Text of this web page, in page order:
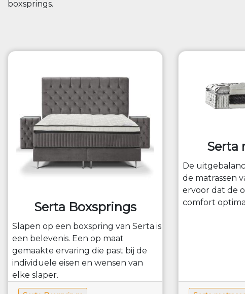
boxsprings.
Serta Boxsprings
Slapen op een boxspring van Serta is
een belevenis. Een op maat
gemaakte ervaring die past bij de
individuele eisen en wensen van
elke slaper.
Serta
De
de matrassen
ervoor dat de
comfort